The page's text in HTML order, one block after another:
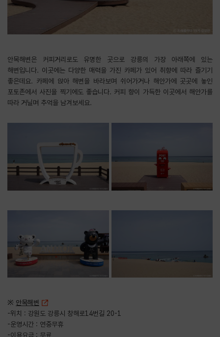
안목해변은 커피거리로도 유명한 곳으로 강릉의 가장 아래쪽에 있는
해변입니다. 이곳에는 다양한 매력을 가진 카페가 있어 취향에 따라 즐기기
좋은데요. 카페에 앉아 해변을 바라보며 쉬어가거나 해안가에 곳곳에 놓인
포토존에서 사진을 찍기에도 좋습니다. 커피 향이 가득한 이곳에서 해안가를
따라 거닐며 추억을 남겨보세요.
※ 안목해변
-위치 : 강원도 강릉시 창해로14번길 20-1
-운영시간 : 연중무휴
-이용요금 : 무료